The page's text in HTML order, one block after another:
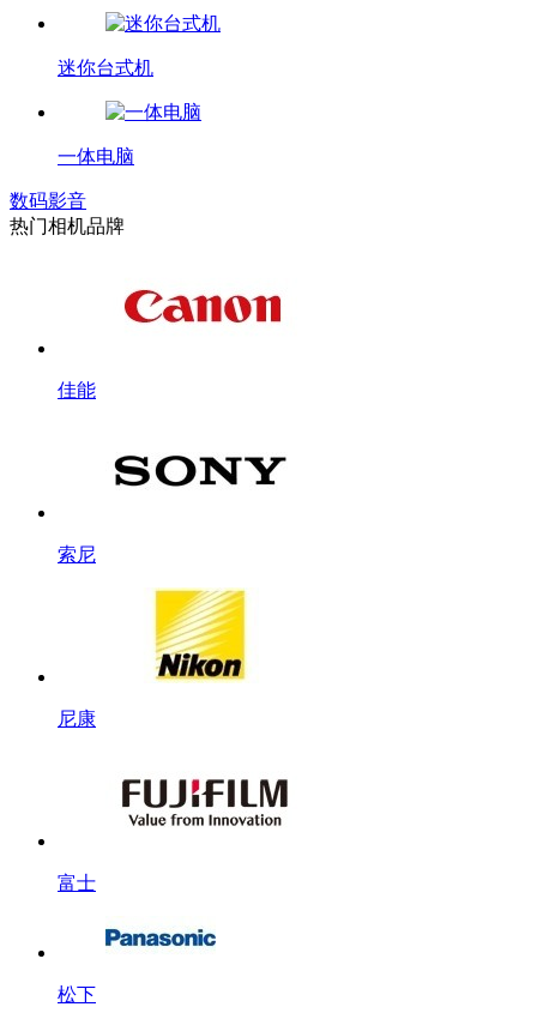
迷你台式机
一体电脑
数码影音
热门相机品牌
佳能
索尼
尼康
富士
松下